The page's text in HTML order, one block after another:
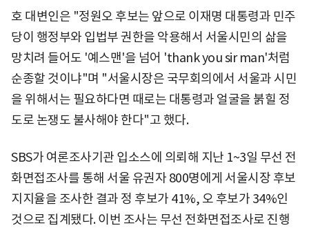
호 대변인은 "정원오 후보는 앞으로 이재명 대통령과 민주
당이 행정부와 입법부 권한을 악용해서 서울시민의 삶을
망치려 들어도 '예스맨'을 넘어 'thank you sir man'처럼
순종할 것이냐"며 "서울시장은 국무회의에서 서울과 시민
을 위해서는 필요하다면 때로는 대통령과 얼굴을 붉힐 정
도로 논쟁도 불사해야 한다"고 했다.
SBS가 여론조사기관 입소스에 의뢰해 지난 1~3일 무선 전
화면접조사를 통해 서울 유권자 800명에게 서울시장 후보
지지율을 조사한 결과 정 후보가 41%, 오 후보가 34%인
것으로 집계됐다. 이번 조사는 무선 전화면접조사로 진행